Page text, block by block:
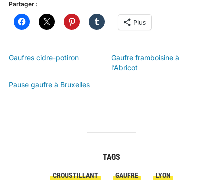
Partager :
Plus
Gaufres cidre-potiron
Gaufre framboisine à
l’Abricot
Pause gaufre à Bruxelles
TAGS
CROUSTILLANT GAUFRE LYON